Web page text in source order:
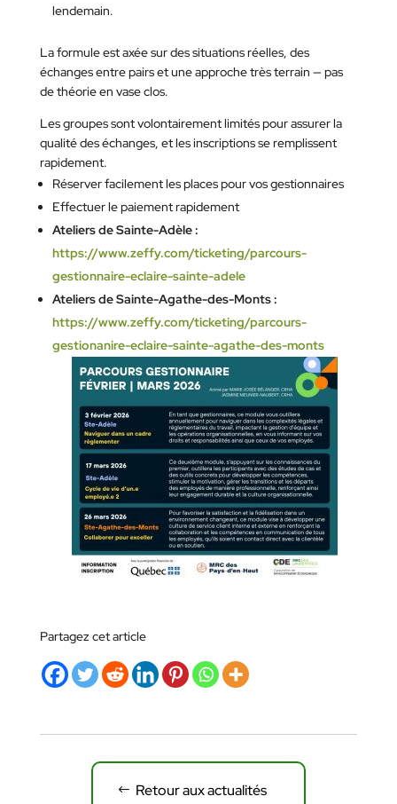
lendemain.
La formule est axée sur des situations réelles, des
échanges entre pairs et une approche très terrain — pas
de théorie en vase clos.
Les groupes sont volontairement limités pour assurer la
qualité des échanges, et les inscriptions se remplissent
rapidement.
Réserver facilement les places pour vos gestionnaires
Effectuer le paiement rapidement
Ateliers de Sainte-Adèle :
https://www.zeffy.com/ticketing/parcours-
gestionnaire-eclaire-sainte-adele
Ateliers de Sainte-Agathe-des-Monts:
https://www.zeffy.com/ticketing/parcours-
gestionanire-eclaire-sainte-agathe-des-monts
Partagez cet article
Retour aux actualités